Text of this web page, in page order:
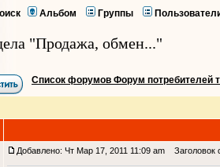
Альбом Группы
"Продажа, обмен..."
Список форумов Форум потребителей
Добавлено: Чт Мар 17, 2011 11:09 am Заголовок